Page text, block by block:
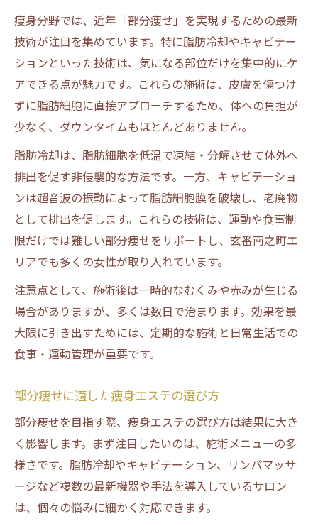
痩身分野では、近年「部分痩せ」を実現するための最新
技術が注目を集めています。特に脂肪冷却やキャビテー
ションといった技術は、気になる部位だけを集中的にケ
アできる点が魅力です。これらの施術は、皮膚を傷つけ
ずに脂肪細胞に直接アプローチするため、体への負担が
少なく、ダウンタイムもほとんどありません。
脂肪冷却は、脂肪細胞を低温で凍結・分解させて体外へ
排出を促す非侵襲的な方法です。一方、キャビテーショ
ンは超音波の振動によって脂肪細胞膜を破壊し、老廃物
として排出を促します。これらの技術は、運動や食事制
限だけでは難しい部分痩せをサポートし、玄番南之町エ
リアでも多くの女性が取り入れています。
注意点として、施術後は一時的なむくみや赤みが生じる
場合がありますが、多くは数日で治まります。効果を最
大限に引き出すためには、定期的な施術と日常生活での
食事・運動管理が重要です。
部分痩せに適した痩身エステの選び方
部分痩せを目指す際、痩身エステの選び方は結果に大き
く影響します。まず注目したいのは、施術メニューの多
様さです。脂肪冷却やキャビテーション、リンパマッサ
ージなど複数の最新機器や手法を導入しているサロン
は、個々の悩みに細かく対応できます。